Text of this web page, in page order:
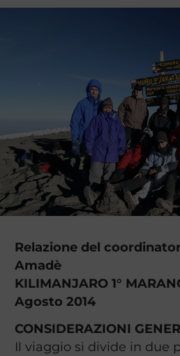
Relazione del
Amadè
KILIMANJARO 1°
Agosto 2014
CONSIDERAZIONI
Il viaggio si divide in due